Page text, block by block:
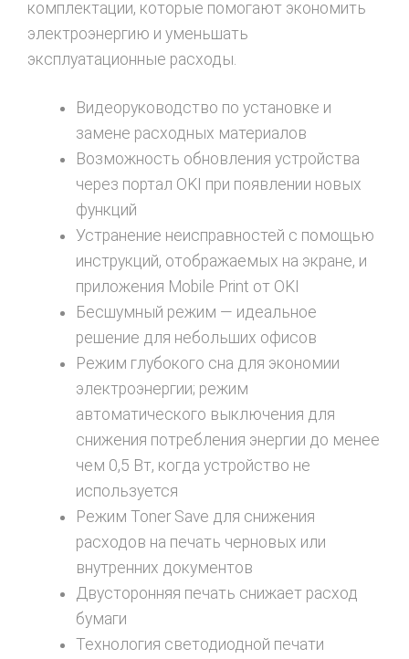
комплектации, которые помогают экономить
электроэнергию и уменьшать
эксплуатационные расходы.
Видеоруководство по установке и
замене расходных материалов
Возможность обновления устройства
через портал OKI при появлении новых
функций
Устранение неисправностей с помощью
инструкций, отображаемых на экране, и
приложения Mobile Print от OKI
Бесшумный режим — идеальное
решение для небольших офисов
Режим глубокого сна для экономии
электроэнергии; режим
автоматического выключения для
снижения потребления энергии до менее
чем 0,5 Вт, когда устройство не
используется
Режим Toner Save для снижения
расходов на печать черновых или
внутренних документов
Двусторонняя печать снижает расход
бумаги
Технология светодиодной печати